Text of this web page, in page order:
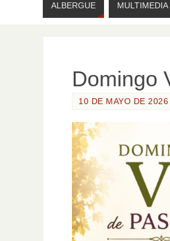
ALBERGUE MULTIMEDIA
Domingo
10 DE MAYO DE 2026